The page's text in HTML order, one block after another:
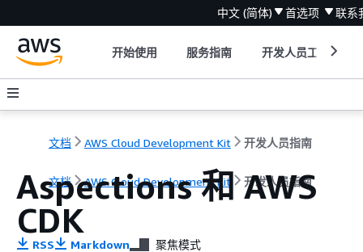
中文 (简体) 首选项 联系
开始使用 服务指南 开发人员工具
文档 AWS Cloud Development Kit 开发人员指南
文档 AWS Cloud Development Kit 开发人员指南
Aspections 和 AWS
CDK
RSS Markdown 聚焦模式